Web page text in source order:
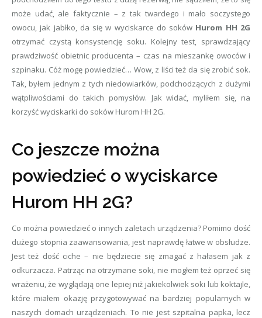
może udać, ale faktycznie – z tak twardego i mało soczystego
owocu, jak jabłko, da się w wyciskarce do soków Hurom HH 2G
otrzymać czystą konsystencję soku. Kolejny test, sprawdzający
prawdziwość obietnic producenta – czas na mieszankę owoców i
szpinaku. Cóż mogę powiedzieć… Wow, z liści też da się zrobić sok.
Tak, byłem jednym z tych niedowiarków, podchodzących z dużymi
wątpliwościami do takich pomysłów. Jak widać, myliłem się, na
korzyść wyciskarki do soków Hurom HH 2G.
Co jeszcze można
powiedzieć o wyciskarce
Hurom HH 2G?
Co można powiedzieć o innych zaletach urządzenia? Pomimo dość
dużego stopnia zaawansowania, jest naprawdę łatwe w obsłudze.
Jest też dość ciche – nie będziecie się zmagać z hałasem jak z
odkurzacza. Patrząc na otrzymane soki, nie mogłem też oprzeć się
wrażeniu, że wyglądają one lepiej niż jakiekolwiek soki lub koktajle,
które miałem okazję przygotowywać na bardziej popularnych w
naszych domach urządzeniach. To nie jest szpitalna papka, lecz